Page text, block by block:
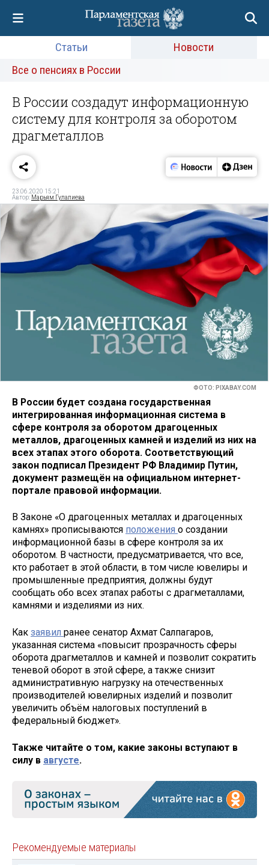
Статьи
Новости
Все о пенсиях в России
В России создадут информационную
систему для контроля за оборотом
драгметаллов
23.06.2020 15:21
Автор: Марьям Гулалиева
ФОТО: PIXABAY.COM
В России будет создана государственная
интегрированная информационная система в
сфере контроля за оборотом драгоценных
металлов, драгоценных камней и изделий из них на
всех этапах этого оборота. Соответствующий
закон подписал Президент РФ Владимир Путин,
документ размещён на официальном интернет-
портале правовой информации.
В Законе «О драгоценных металлах и драгоценных
камнях» прописываются положения о создании
информационной базы в сфере контроля за их
оборотом. В частности, предусматривается, что все,
кто работает в этой области, в том числе ювелиры и
промышленные предприятия, должны будут
сообщать обо всех этапах работы с драгметаллами,
камнями и изделиями из них.
Как заявил ранее сенатор Ахмат Салпагаров,
указанная система «повысит прозрачность сферы
оборота драгметаллов и камней и позволит сократить
теневой оборот в этой сфере, а также снизит
административную нагрузку на отечественных
производителей ювелирных изделий и позволит
увеличить объём налоговых поступлений в
федеральный бюджет».
Также читайте о том, какие законы вступают в
силу в августе.
Рекомендуемые материалы